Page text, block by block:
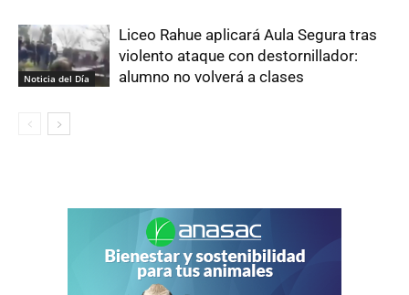
Noticia del Día
Liceo Rahue aplicará Aula Segura tras
violento ataque con destornillador:
alumno no volverá a clases